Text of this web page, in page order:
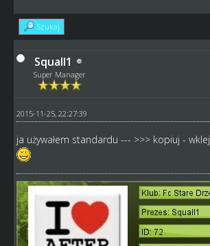
Szukaj
Squall1
Super Manager
2015-11-25, 22:27:39
ja używałem standardu --- >>> kopiuj - wklej